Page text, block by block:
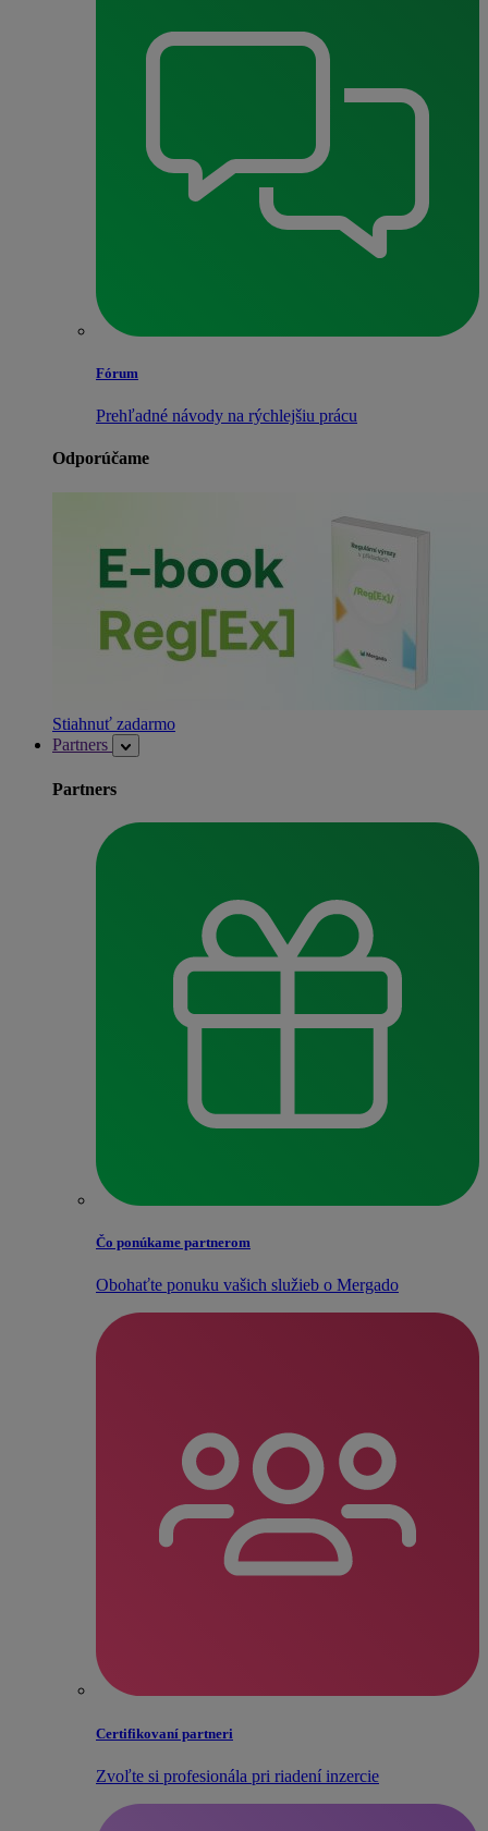
Fórum
Prehľadné návody na rýchlejšiu prácu
Odporúčame
Stiahnuť zadarmo
Partners
Partners
Čo ponúkame partnerom
Obohaťte ponuku vašich služieb o Mergado
Certifikovaní partneri
Zvoľte si profesionála pri riadení inzercie